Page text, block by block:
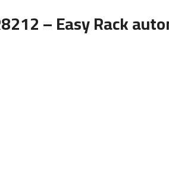
– Easy Rack